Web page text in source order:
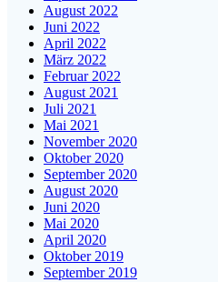
August 2022
Juni 2022
April 2022
März 2022
Februar 2022
August 2021
Juli 2021
Mai 2021
November 2020
Oktober 2020
September 2020
August 2020
Juni 2020
Mai 2020
April 2020
Oktober 2019
September 2019